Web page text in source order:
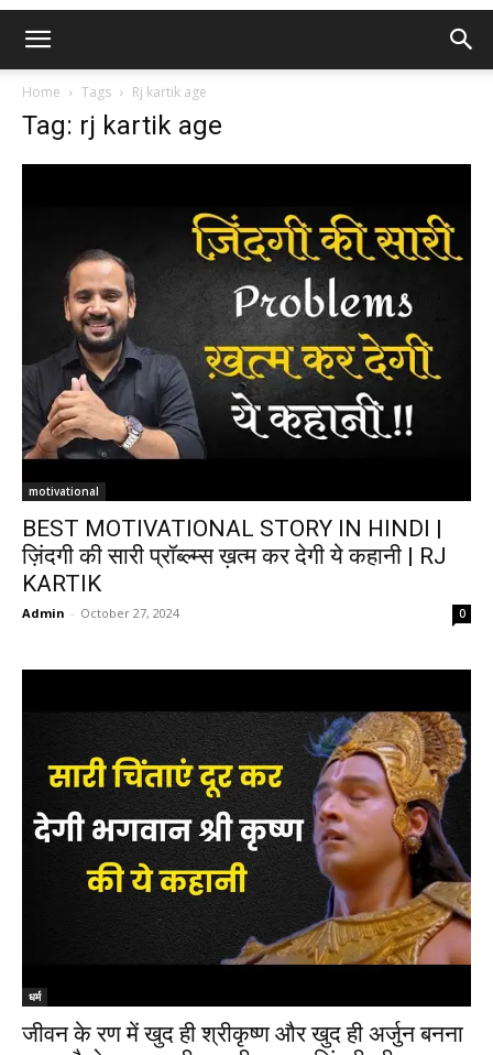
Home Tags Rj kartik age
Tag: rj kartik age
motivational
BEST MOTIVATIONAL STORY IN HINDI |
ज़िंदगी की सारी प्रॉब्ल्म्स ख़त्म कर देगी ये कहानी | RJ
KARTIK
Admin - October 27, 2024 0
धर्म
जीवन के रण में खुद ही श्रीकृष्ण और खुद ही अर्जुन बनना